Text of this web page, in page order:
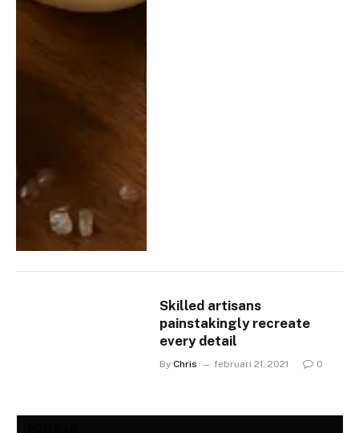
Skilled artisans
painstakingly recreate
every detail
By Chris februari 21, 2021 0